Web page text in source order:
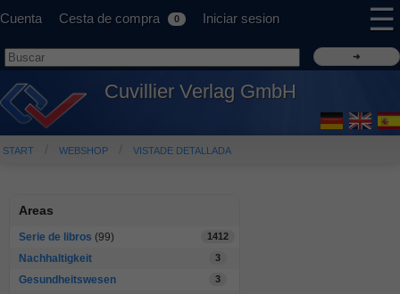
Cuenta Cesta de compra 0 Iniciar sesion ☰
Cuvillier Verlag GmbH
START WEBSHOP VISTADE DETALLADA
Areas
Serie de libros (99) 1412
Nachhaltigkeit 3
Gesundheitswesen 3